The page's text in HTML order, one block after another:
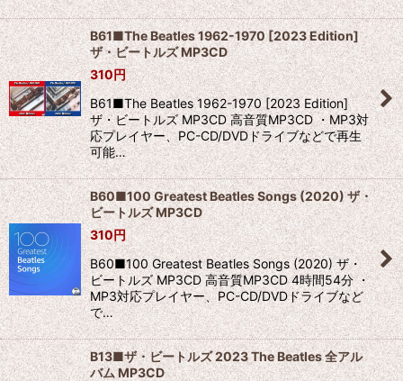
B61■The Beatles 1962-1970 [2023 Edition]
ザ・ビートルズ MP3CD
310円
B61■The Beatles 1962-1970 [2023 Edition]
ザ・ビートルズ MP3CD 高音質MP3CD ・MP3対
応プレイヤー、PC-CD/DVDドライブなどで再生
可能…
B60■100 Greatest Beatles Songs (2020) ザ・
ビートルズ MP3CD
310円
B60■100 Greatest Beatles Songs (2020) ザ・
ビートルズ MP3CD 高音質MP3CD 4時間54分 ・
MP3対応プレイヤー、PC-CD/DVDドライブなど
で…
B13■ザ・ビートルズ 2023 The Beatles 全アル
バム MP3CD